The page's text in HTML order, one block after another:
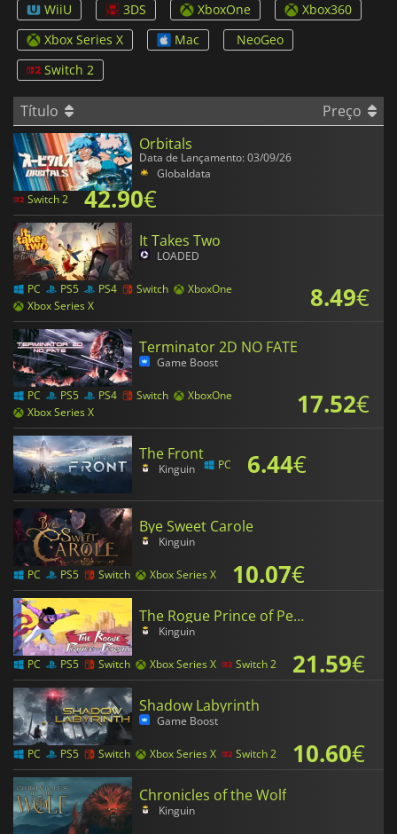
WiiU
3DS XboxOne
Xbox360
Xbox Series X
Mac
NeoGeo
Switch 2
Título
Preço
Orbitals
Data de Lançamento: 03/09/26
Globaldata
Switch 2
42.90€
It Takes Two
LOADED
PC PS5 PS4 Switch
XboxOne
Xbox Series X
8.49€
Terminator 2D NO FATE
Game Boost
PC PS5 PS4 Switch
XboxOne
Xbox Series X
17.52€
The Front
Kinguin PC 6.44€
Bye Sweet Carole
Kinguin
PC PS5 Switch Xbox Series X 10.07€
The Rogue Prince of Persia
Kinguin
PC PS5 Switch Xbox Series X Switch 2 21.59€
Shadow Labyrinth
Game Boost
PC PS5 Switch Xbox Series X Switch 2 10.60€
Chronicles of the Wolf
Kinguin